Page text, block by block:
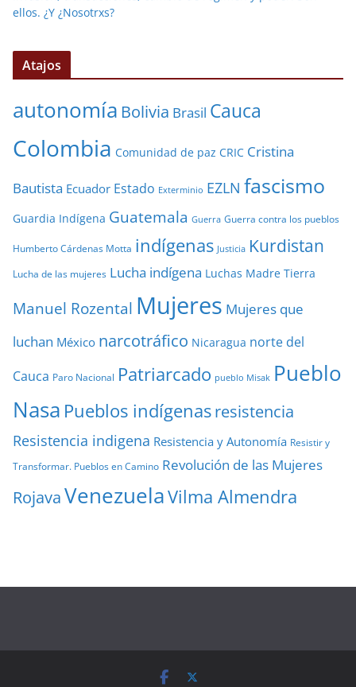
ellos. ¿Y ¿Nosotrxs?
Atajos
autonomía Bolivia Brasil Cauca
Colombia Comunidad de paz CRIC Cristina
Bautista Ecuador Estado Exterminio EZLN fascismo
Guardia Indígena Guatemala Guerra Guerra contra los pueblos
Humberto Cárdenas Motta indígenas Justicia Kurdistan
Lucha de las mujeres Lucha indígena Luchas Madre Tierra
Manuel Rozental Mujeres Mujeres que
luchan México narcotráfico Nicaragua norte del
Cauca Paro Nacional Patriarcado pueblo Misak Pueblo
Nasa Pueblos indígenasresistencia
Resistencia indigena Resistencia y Autonomía Resistir y
Transformar. Pueblos en Camino Revolución de las Mujeres
RojavaVenezuelaVilma Almendra